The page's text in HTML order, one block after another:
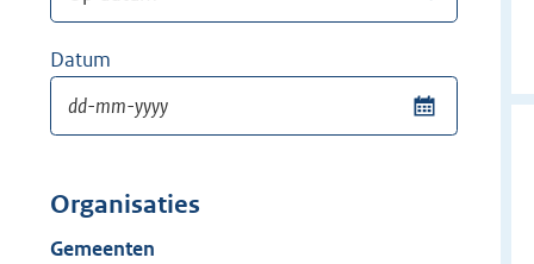
Datum
Organisaties
Gemeenten